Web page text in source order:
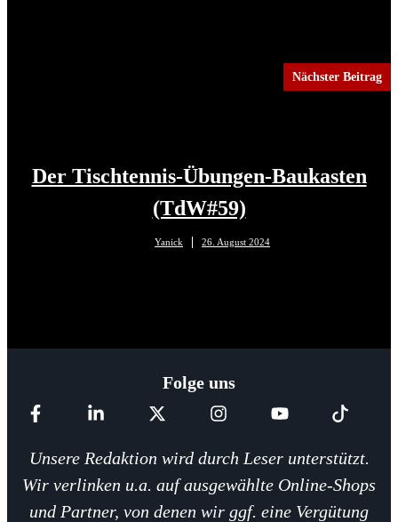
Nächster Beitrag
Der Tischtennis-Übungen-Baukasten
(TdW#59)
Yanick 26. August 2024
Folge uns
Unsere Redaktion wird durch Leser unterstützt.
Wir verlinken u.a. auf ausgewählte Online-Shops
und Partner, von denen wir ggf. eine Vergütung